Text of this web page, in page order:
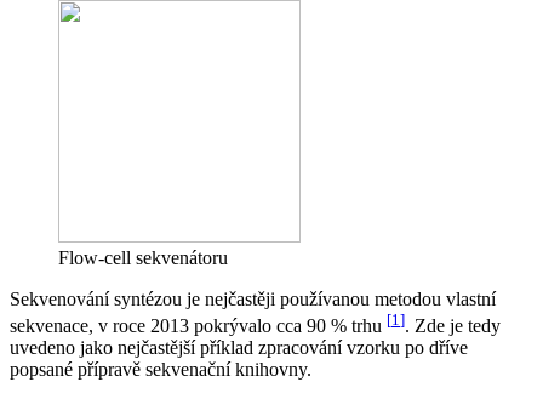
Flow-cell sekvenátoru
Sekvenování syntézou je nejčastěji používanou metodou vlastní
sekvenace, v roce 2013 pokrývalo cca 90 % trhu [1 ]. Zde je tedy
uvedeno jako nejčastější příklad zpracování vzorku po dříve
popsané přípravě sekvenační knihovny.